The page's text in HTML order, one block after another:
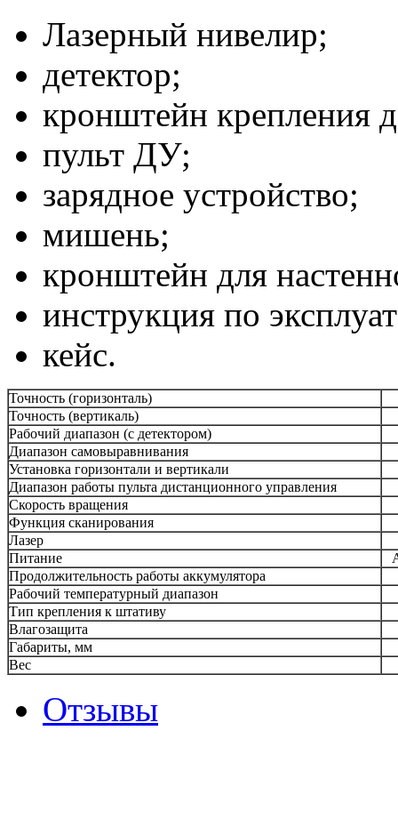
Лазерный нивелир;
детектор;
кронштейн крепления
пульт ДУ;
зарядное устройство;
мишень;
кронштейн для
инструкция по
кейс.
Точность (горизонталь)
Точность (вертикаль)
Рабочий диапазон (с детектором)
Диапазон самовыравнивания
Установка горизонтали и вертикали
Диапазон работы пульта дистанционного управления
Скорость вращения
Функция сканирования
Лазер
Питание
Продолжительность работы аккумулятора
Рабочий температурный диапазон
Тип крепления к штативу
Влагозащита
Габариты, мм
Вес
Отзывы